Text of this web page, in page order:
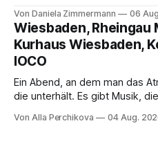
psychologische Tiefe mit
einem spielfreudigen
überzeugenden
Von Daniela Zimmermann 06
Wiesbaden, Rheingau
Kurhaus Wiesbaden,
IOCO
Ein Abend, an dem man das Atmen
die unterhält. Es gibt Musik,
Genau so war der Abend im
Von Alla Perchikova 04 Aug.